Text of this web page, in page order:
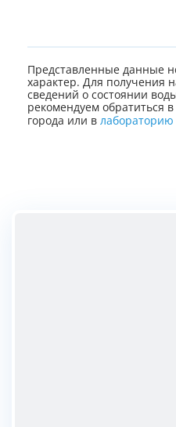
Представленные данные
характер. Для получения
сведений о состоянии
рекомендуем обратиться
города или в лабораторию